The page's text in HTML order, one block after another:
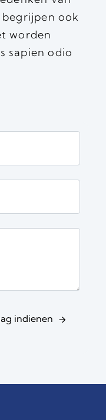
ook
worden
sapien odio
indienen